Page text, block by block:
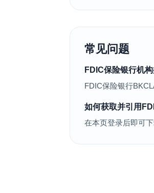
常见问题
FDIC保险银行机
FDIC保险银行
如何获取并引用
在本页登录后即可